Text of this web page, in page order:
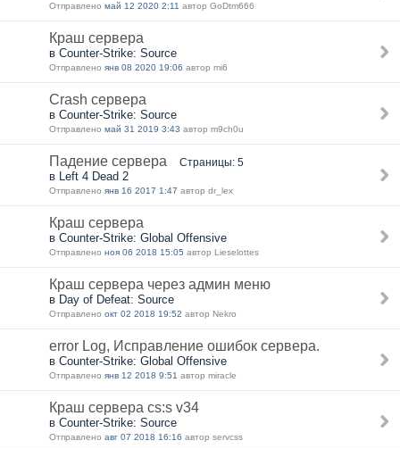
Отправлено май 12 2020 2:11 автор GoDtm666
Краш сервера
в Counter-Strike: Source
Отправлено янв 08 2020 19:06 автор mi6
Crash сервера
в Counter-Strike: Source
Отправлено май 31 2019 3:43 автор m9ch0u
Падение сервера Страницы: 5
в Left 4 Dead 2
Отправлено янв 16 2017 1:47 автор dr_lex
Краш сервера
в Counter-Strike: Global Offensive
Отправлено ноя 06 2018 15:05 автор Lieselottes
Краш сервера через админ меню
в Day of Defeat: Source
Отправлено окт 02 2018 19:52 автор Nekro
error Log, Исправление ошибок сервера.
в Counter-Strike: Global Offensive
Отправлено янв 12 2018 9:51 автор miracle
Краш сервера cs:s v34
в Counter-Strike: Source
Отправлено авг 07 2018 16:16 автор servcss